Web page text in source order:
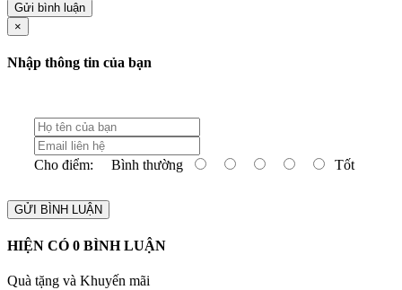
Gửi bình luận
×
Nhập thông tin của bạn
Cho điểm: Bình thường Tốt
GỬI BÌNH LUẬN
HIỆN CÓ 0 BÌNH LUẬN
Quà tặng và Khuyến mãi